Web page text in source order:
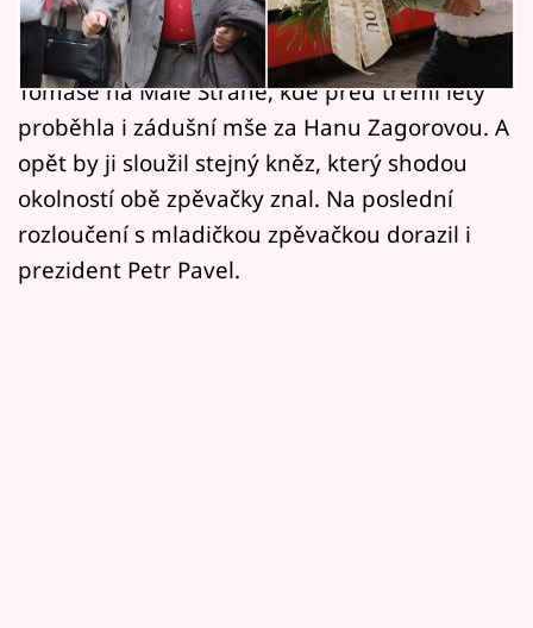
Sledujte prima+
Filmový festival Karlovy Vary
Pořady
Mámy sobě
Přihlášení
Aničce Slováčkové. Pohřeb, jehož detaily byly
do poslední chvíle tajeny, proběhl v kostele sv.
Tomáše na Malé Straně, kde před třemi lety
proběhla i zádušní mše za Hanu Zagorovou. A
opět by ji sloužil stejný kněz, který shodou
okolností obě zpěvačky znal. Na poslední
rozloučení s mladičkou zpěvačkou dorazil i
prezident Petr Pavel.